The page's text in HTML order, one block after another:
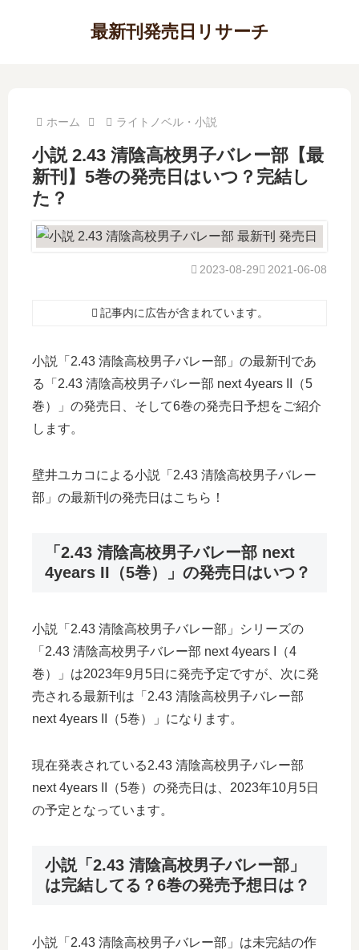
最新刊発売日リサーチ
ホーム ライトノベル・小説
小説 2.43 清陰高校男子バレー部【最
新刊】5巻の発売日はいつ？完結し
た？
2021-06-08
2023-08-29
記事内に広告が含まれています。
小説「2.43 清陰高校男子バレー部」の最新刊であ
る「2.43 清陰高校男子バレー部 next 4years II（5
巻）」の発売日、そして6巻の発売日予想をご紹介
します。
壁井ユカコによる小説「2.43 清陰高校男子バレー
部」の最新刊の発売日はこちら！
「2.43 清陰高校男子バレー部 next
4years II（5巻）」の発売日はいつ？
小説「2.43 清陰高校男子バレー部」シリーズの
「2.43 清陰高校男子バレー部 next 4years I（4
巻）」は2023年9月5日に発売予定ですが、次に発
売される最新刊は「2.43 清陰高校男子バレー部
next 4years II（5巻）」になります。
現在発表されている2.43 清陰高校男子バレー部
next 4years II（5巻）の発売日は、2023年10月5日
の予定となっています。
小説「2.43 清陰高校男子バレー部」
は完結してる？6巻の発売予想日は？
小説「2.43 清陰高校男子バレー部」は未完結の作